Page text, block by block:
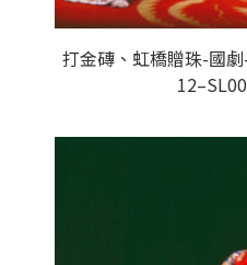
打金磚、虹橋贈珠-國